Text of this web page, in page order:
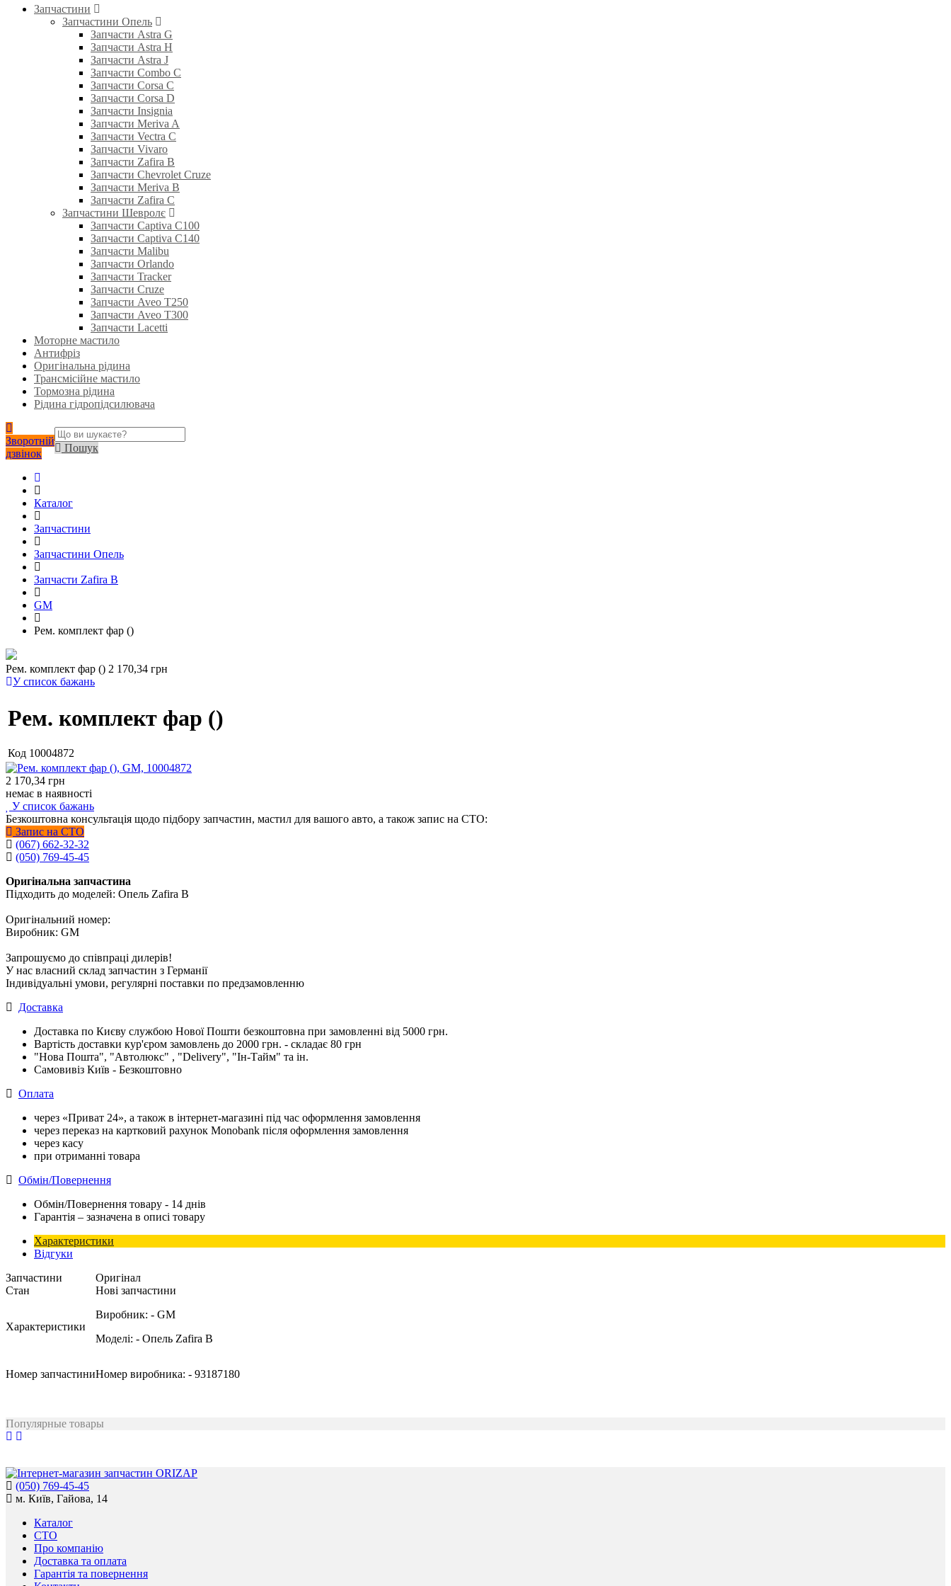
Запчастини
Запчастини Опель
Запчасти Astra G
Запчасти Astra H
Запчасти Astra J
Запчасти Combo C
Запчасти Corsa C
Запчасти Corsa D
Запчасти Insignia
Запчасти Meriva A
Запчасти Vectra C
Запчасти Vivaro
Запчасти Zafira B
Запчасти Chevrolet Cruze
Запчасти Meriva B
Запчасти Zafira C
Запчастини Шевролє
Запчасти Captiva C100
Запчасти Captiva C140
Запчасти Malibu
Запчасти Orlando
Запчасти Tracker
Запчасти Cruze
Запчасти Aveo T250
Запчасти Aveo T300
Запчасти Lacetti
Моторне мастило
Антифріз
Оригінальна рідина
Трансмісійне мастило
Тормозна рідина
Рідина гідропідсилювача
Зворотній
дзвінок
Пошук
Каталог
Запчастини
Запчастини Опель
Запчасти Zafira B
GM
Рем. комплект фар ()
Рем. комплект фар () 2 170,34 грн
У список бажань
Рем. комплект фар ()
Код 10004872
2 170,34 грн
немає в наявності
У список бажань
Безкоштовна консультація щодо підбору запчастин, мастил для вашого авто, а також запис на СТО:
Запис на СТО
(067) 662-32-32
(050) 769-45-45
Оригінальна запчастина
Підходить до моделей: Опель Zafira B
Оригінальний номер:
Виробник: GM
Запрошуємо до співпраці дилерів!
У нас власний склад запчастин з Германії
Індивідуальні умови, регулярні поставки по предзамовленню
Доставка
Доставка по Києву службою Нової Пошти безкоштовна при замовленні від 5000 грн.
Вартість доставки кур'єром замовлень до 2000 грн. - складає 80 грн
"Нова Пошта", "Автолюкс" , "Delivery", "Iн-Тайм" та ін.
Самовивіз Київ - Безкоштовно
Оплата
через «Приват 24», а також в інтернет-магазині під час оформлення замовлення
через переказ на картковий рахунок Monobank після оформлення замовлення
через касу
при отриманні товара
Обмін/Повернення
Обмін/Повернення товару - 14 днів
Гарантія – зазначена в описі товару
Характеристики
Відгуки
Запчастини
Оригінал
Стан
Нові запчастини
Характеристики
Виробник: - GM
Моделі: - Опель Zafira B
Номер запчастиниНомер виробника: - 93187180
Популярные товары
(050) 769-45-45
м. Київ, Гайова, 14
Каталог
СТО
Про компанію
Доставка та оплата
Гарантія та повернення